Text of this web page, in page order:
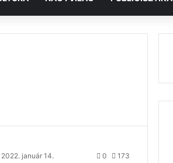
2022. január 14. 0 173